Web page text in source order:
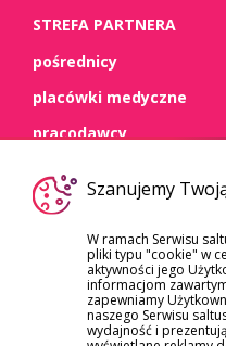
STREFA PARTNERA
pośrednicy
placówki medyczne
pracodawcy
WSPARCIE
dokumenty
szkody/roszczenia
reklamacje
Szanujemy
W ramach Serwisu
pliki typu "cookie" w
aktywności jego
informacjom
zapewniamy
naszego Serwisu
wydajność i